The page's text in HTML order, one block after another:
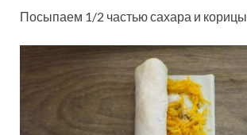
Посыпаем 1/2 частью сахара и корицы.